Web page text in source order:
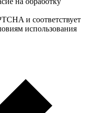
и соответствует
использования